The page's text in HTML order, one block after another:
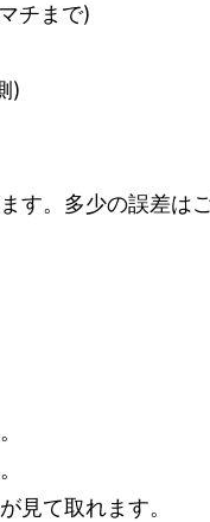
チまで)
)
す。多少の誤差は
見て取れます。